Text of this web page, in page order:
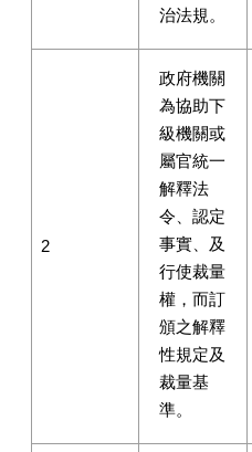
治法規。
2
政府機關
為協助下
級機關或
屬官統一
解釋法
令、認定
事實、及
行使裁量
權，而訂
頒之解釋
性規定及
裁量基
準。